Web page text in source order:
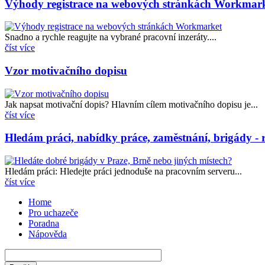
Výhody registrace na webových stránkách
Snadno a rychle reagujte na vybrané pracovní inzeráty....
číst více
Vzor motivačního dopisu
Jak napsat motivační dopis? Hlavním cílem motivačního dopisu je...
číst více
Hledám práci, nabídky práce, zaměstnání, brigády -
Hledám práci: Hledejte práci jednoduše na pracovním serveru...
číst více
Home
Pro uchazeče
Poradna
Nápověda